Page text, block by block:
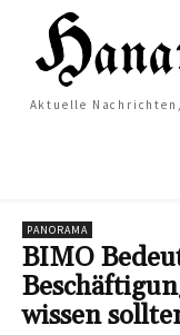
Aktuelle
PANORAMA
BIMO
wissen